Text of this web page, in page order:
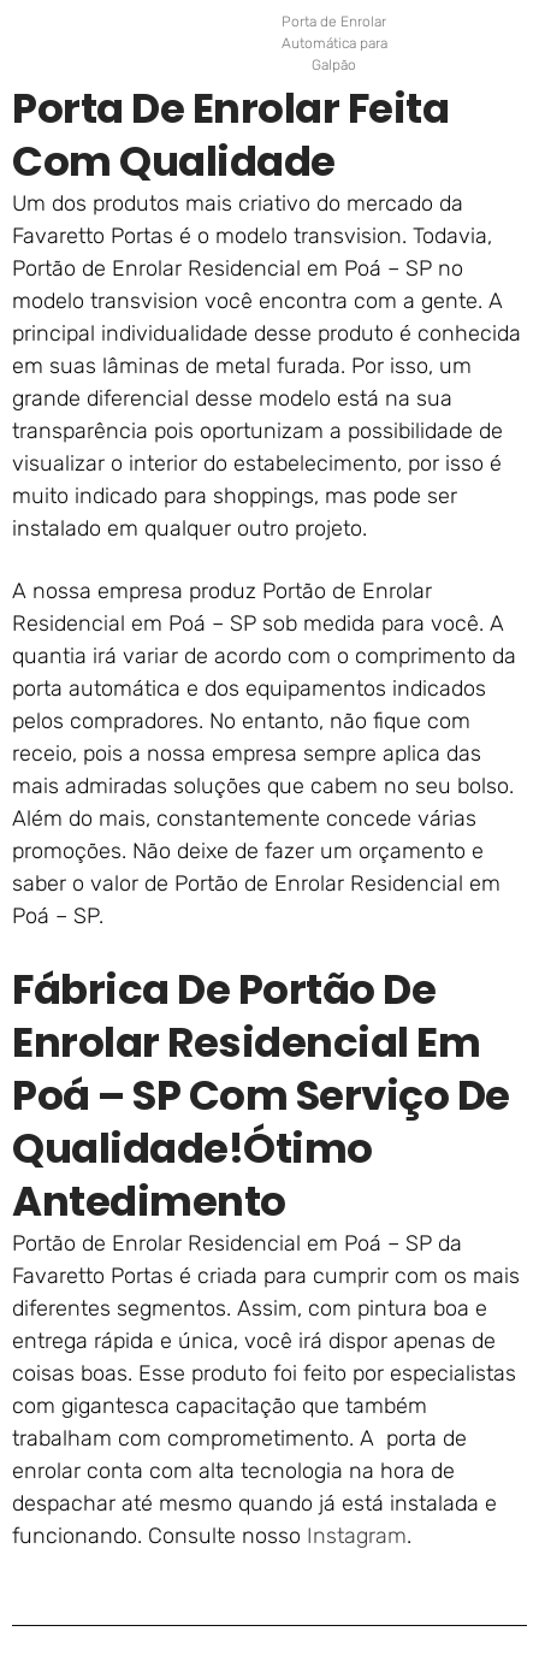
Porta de Enrolar
Automática para
Galpão
Porta De Enrolar Feita
Com Qualidade
Um dos produtos mais criativo do mercado da
Favaretto Portas é o modelo transvision. Todavia,
Portão de Enrolar Residencial em Poá – SP no
modelo transvision você encontra com a gente. A
principal individualidade desse produto é conhecida
em suas lâminas de metal furada. Por isso, um
grande diferencial desse modelo está na sua
transparência pois oportunizam a possibilidade de
visualizar o interior do estabelecimento, por isso é
muito indicado para shoppings, mas pode ser
instalado em qualquer outro projeto.
A nossa empresa produz Portão de Enrolar
Residencial em Poá – SP sob medida para você. A
quantia irá variar de acordo com o comprimento da
porta automática e dos equipamentos indicados
pelos compradores. No entanto, não fique com
receio, pois a nossa empresa sempre aplica das
mais admiradas soluções que cabem no seu bolso.
Além do mais, constantemente concede várias
promoções. Não deixe de fazer um orçamento e
saber o valor de Portão de Enrolar Residencial em
Poá – SP.
Fábrica De Portão De
Enrolar Residencial Em
Poá – SP Com Serviço De
Qualidade!ótimo
Antedimento
Portão de Enrolar Residencial em Poá – SP da
Favaretto Portas é criada para cumprir com os mais
diferentes segmentos. Assim, com pintura boa e
entrega rápida e única, você irá dispor apenas de
coisas boas. Esse produto foi feito por especialistas
com gigantesca capacitação que também
trabalham com comprometimento. A porta de
enrolar conta com alta tecnologia na hora de
despachar até mesmo quando já está instalada e
funcionando. Consulte nosso Instagram.